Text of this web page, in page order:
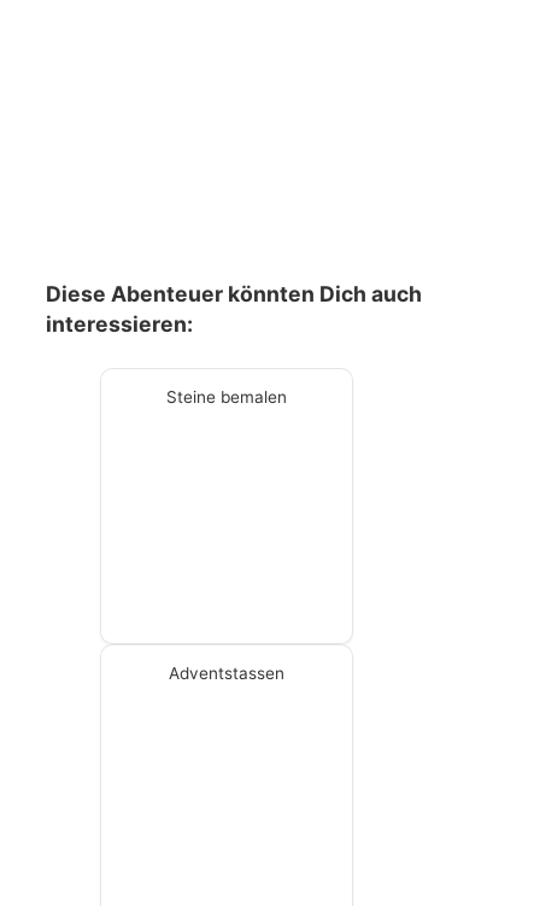
Diese Abenteuer könnten Dich auch
interessieren:
Steine bemalen
Adventstassen